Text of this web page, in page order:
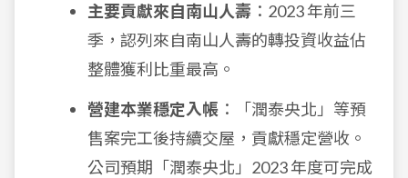
主要貢獻來自南山人壽 ：2023 年前三
季，認列來自南山人壽的轉投資收益佔
整體獲利比重最高。
營建本業穩定入帳 ：「潤泰央北」等預
售案完工後持續交屋，貢獻穩定營收。
公司預期「潤泰央北」2023 年度可完成